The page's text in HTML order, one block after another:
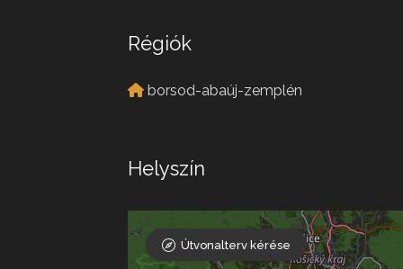
Régiók
borsod-abaúj-zemplén
Helyszín
Útvonalterv kérése